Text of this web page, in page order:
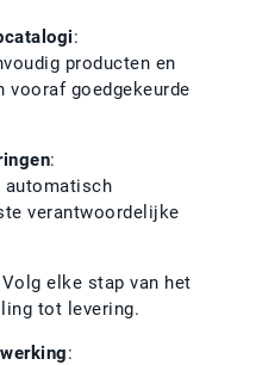
:
producten en
vooraf goedgekeurde
:
automatisch
verantwoordelijke
Volg elke stap van het
tot levering.
: